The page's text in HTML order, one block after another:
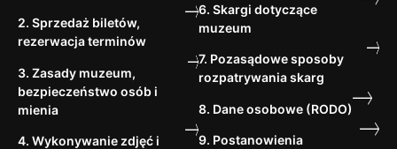
2. Sprzedaż biletów,
rezerwacja terminów
3. Zasady muzeum,
bezpieczeństwo osób i
mienia
4. Wykonywanie zdjęć i
6. Skargi dotyczące
muzeum
7. Pozasądowe sposoby
rozpatrywania skarg
8. Dane osobowe (RODO)
9. Postanowienia